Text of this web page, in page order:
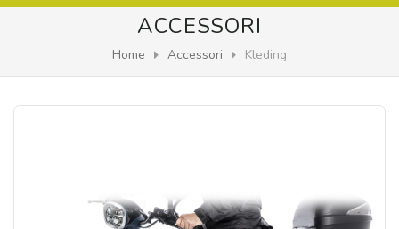
ACCESSORI
Home Accessori Kleding